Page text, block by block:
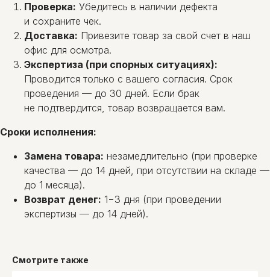
Проверка: Убедитесь в наличии дефекта
и сохраните чек.
Доставка: Привезите товар за свой счет в наш
офис для осмотра.
Экспертиза (при спорных ситуациях):
Проводится только с вашего согласия. Срок
проведения — до 30 дней. Если брак
не подтвердится, товар возвращается вам.
Сроки исполнения:
Замена товара: незамедлительно (при проверке
качества — до 14 дней, при отсутствии на складе —
до 1 месяца).
Возврат денег: 1−3 дня (при проведении
экспертизы — до 14 дней).
Смотрите также